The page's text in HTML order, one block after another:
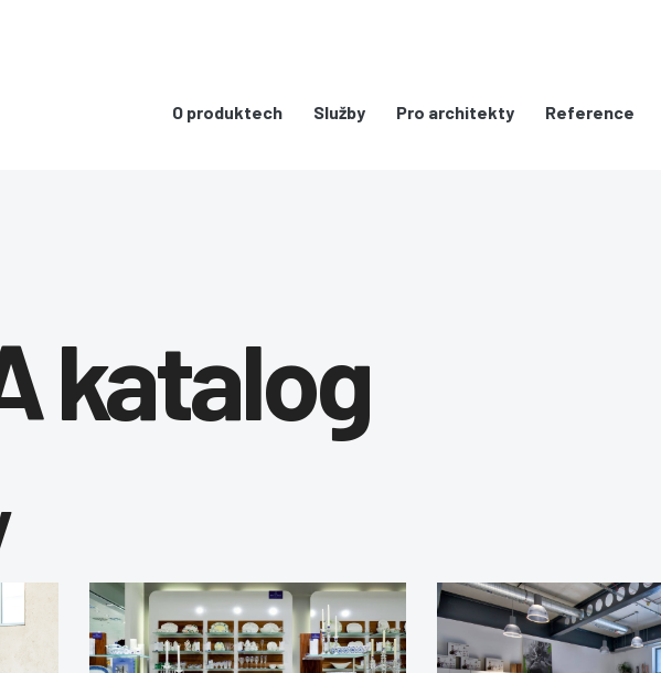
O produktech Služby Pro architekty Reference
katalog